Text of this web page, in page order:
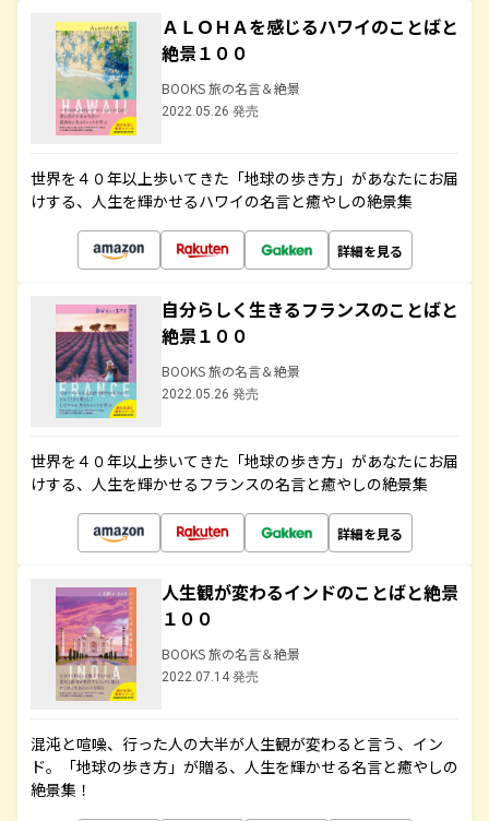
ＡＬＯＨＡを感じるハワイのことばと
絶景１００
BOOKS 旅の名言＆絶景
2022.05.26 発売
世界を４０年以上歩いてきた「地球の歩き方」があなたにお届
けする、人生を輝かせるハワイの名言と癒やしの絶景集
詳細を見る
自分らしく生きるフランスのことばと
絶景１００
BOOKS 旅の名言＆絶景
2022.05.26 発売
世界を４０年以上歩いてきた「地球の歩き方」があなたにお届
けする、人生を輝かせるフランスの名言と癒やしの絶景集
詳細を見る
人生観が変わるインドのことばと絶景
１００
BOOKS 旅の名言＆絶景
2022.07.14 発売
混沌と喧噪、行った人の大半が人生観が変わると言う、イン
ド。「地球の歩き方」が贈る、人生を輝かせる名言と癒やしの
絶景集！